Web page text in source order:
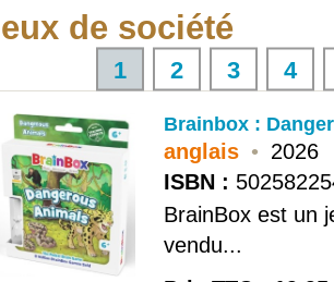
de société
1 2 3 4
Brainbox :
anglais • 2026
ISBN :
BrainBox est un
vendu...